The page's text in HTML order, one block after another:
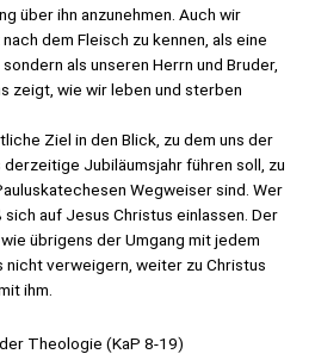
über ihn anzunehmen. Auch wir
dem Fleisch zu kennen, als eine
als unseren Herrn und Bruder,
zeigt, wie wir leben und sterben
Ziel in den Blick, zu dem uns der
derzeitige Jubiläumsjahr führen soll, zu
Wegweiser sind. Wer
sich auf Jesus Christus einlassen. Der
übrigens der Umgang mit jedem
nicht verweigern, weiter zu Christus
ihm.
Theologie (KaP 8-19)